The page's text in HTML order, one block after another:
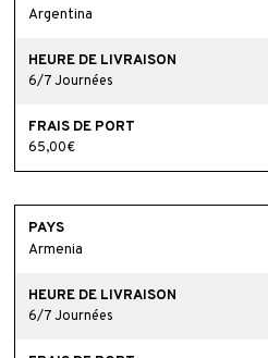
Argentina
6/7 Journées
65,00€
Armenia
6/7 Journées